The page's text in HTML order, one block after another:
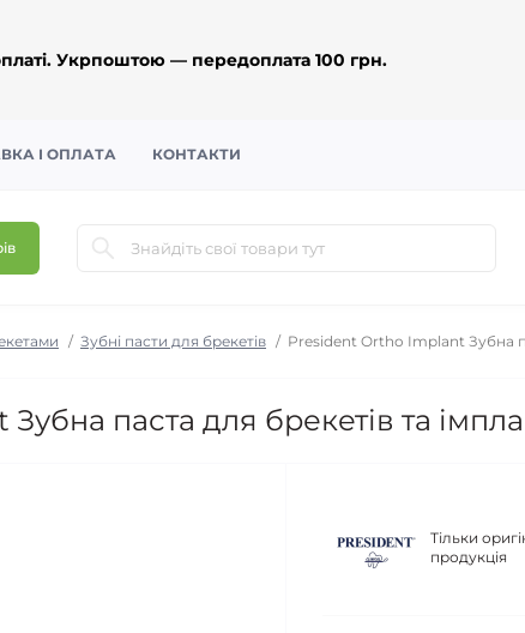
Укрпоштою — передоплата 100 грн.
І ОПЛАТА КОНТАКТИ
Зубні пасти для брекетів President Ortho Implant Зубна
паста для брекетів та
Тільки
продукція